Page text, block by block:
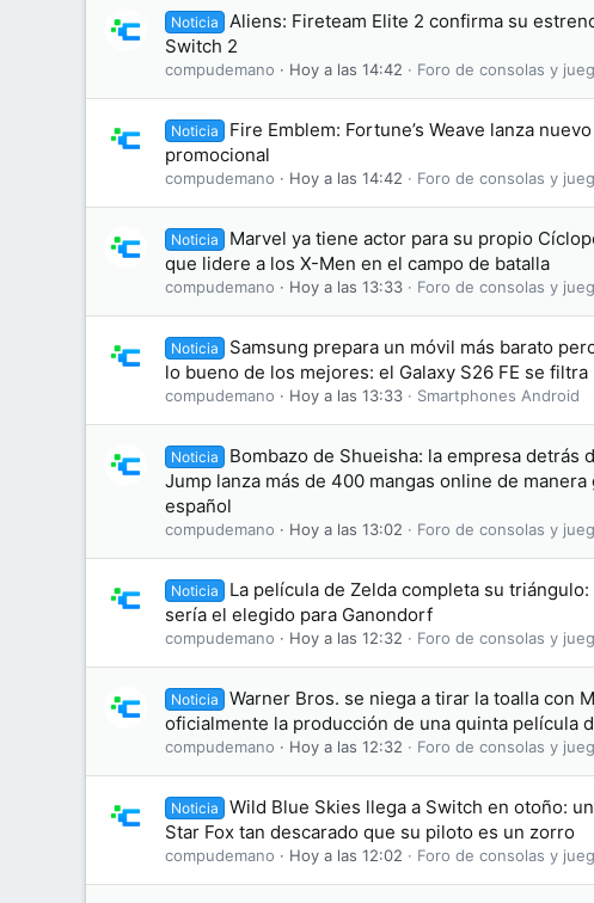
Noticia
Aliens: Fireteam Elite 2 confirma su
Switch 2
compudemano Hoy a las 14:42 Foro de consolas y
Noticia
Fire Emblem: Fortune’s Weave lanza
promocional
compudemano Hoy a las 14:42 Foro de consolas y
Noticia
Marvel ya tiene actor para su propio
que lidere a los X-Men en el campo de batalla
compudemano Hoy a las 13:33 Foro de consolas y
Noticia
Samsung prepara un móvil más barato
lo bueno de los mejores: el Galaxy S26 FE se filtra
compudemano Hoy a las 13:33 Smartphones Android
Noticia
Bombazo de Shueisha: la empresa detrás
Jump lanza más de 400 mangas online de manera
español
compudemano Hoy a las 13:02 Foro de consolas y
Noticia
La película de Zelda completa su
sería el elegido para Ganondorf
compudemano Hoy a las 12:32 Foro de consolas y
Noticia
Warner Bros. se niega a tirar la toalla con
oficialmente la producción de una quinta película
compudemano Hoy a las 12:32 Foro de consolas y
Noticia
Wild Blue Skies llega a Switch en otoño:
Star Fox tan descarado que su piloto es un zorro
compudemano Hoy a las 12:02 Foro de consolas y